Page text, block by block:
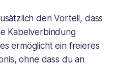
den Vorteil, dass
Kabelverbindung
ermöglicht ein freieres
ohne dass du an